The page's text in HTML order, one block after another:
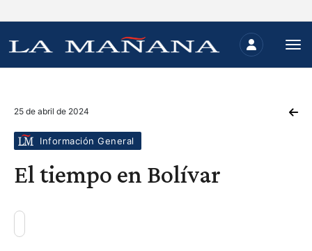
25 de abril de 2024
Información General
El tiempo en Bolívar